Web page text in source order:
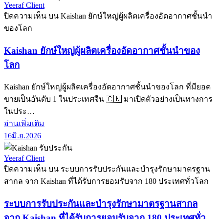
Yeeraf Client
ปิดความเห็น บน Kaishan ยักษ์ใหญ่ผู้ผลิตเครื่องอัดอากาศชั้นนำ
ของโลก
Kaishan ยักษ์ใหญ่ผู้ผลิตเครื่องอัดอากาศชั้นนำของ
โลก
Kaishan ยักษ์ใหญ่ผู้ผลิตเครื่องอัดอากาศชั้นนำของโลก ที่มียอด
ขายเป็นอันดับ 1 ในประเทศจีน 🇨🇳 มาเปิดตัวอย่างเป็นทางการ
ในประ…
อ่านเพิ่มเติม
16มิ.ย.2026
Yeeraf Client
ปิดความเห็น บน ระบบการรับประกันและบำรุงรักษามาตรฐาน
สากล จาก Kaishan ที่ได้รับการยอมรับจาก 180 ประเทศทั่วโลก
ระบบการรับประกันและบำรุงรักษามาตรฐานสากล